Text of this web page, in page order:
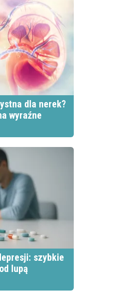
dla nerek?
wyraźne
szybkie
lupą